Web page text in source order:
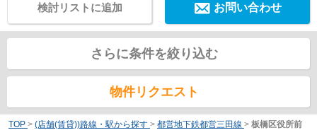
お問い合わせ
検討リストに追加
さらに条件を絞り込む
物件リクエスト
TOP > (店舗(賃貸))路線・駅から探す > 都営地下鉄都営三田線 > 板橋区役所前